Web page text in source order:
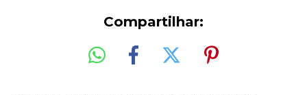
Compartilhar: